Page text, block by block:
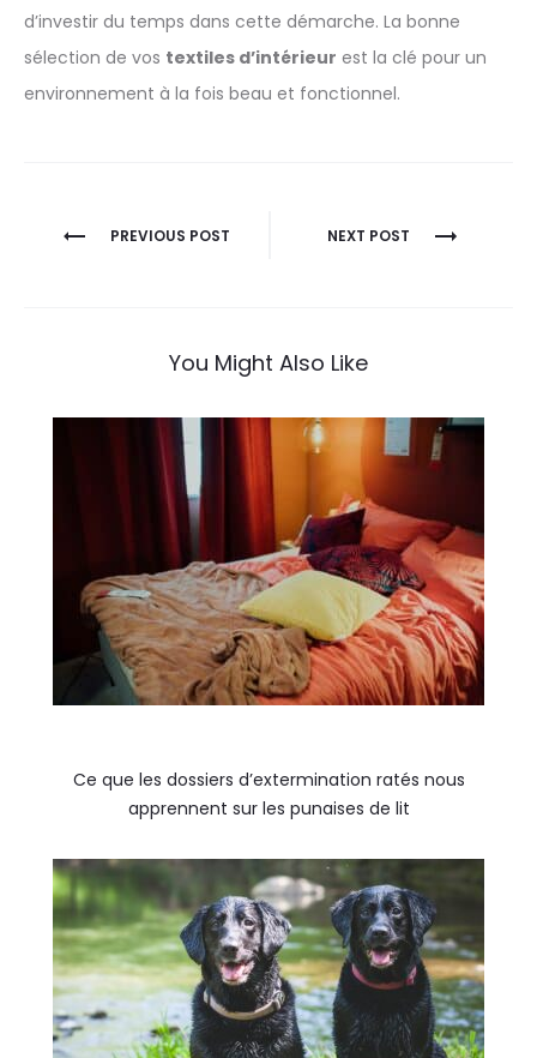
d’investir du temps dans cette démarche. La bonne
sélection de vos textiles d’intérieur est la clé pour un
environnement à la fois beau et fonctionnel.
Navigation
PREVIOUS POST NEXT POST
You Might Also Like
Ce que les dossiers d’extermination ratés nous
apprennent sur les punaises de lit